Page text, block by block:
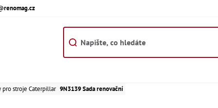
pro stroje Caterpillar 9N3139 Sada renovační